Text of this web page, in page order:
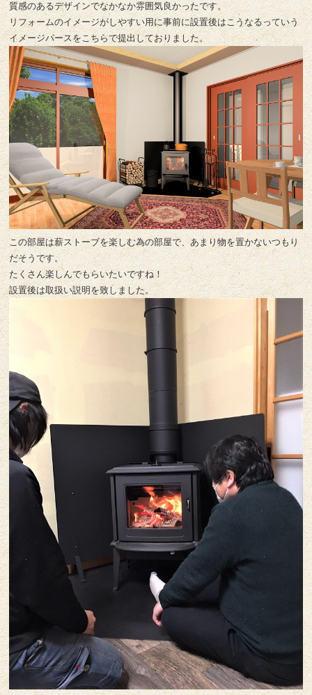
質感のあるデザインでなかなか雰囲気良かったです。
リフォームのイメージがしやすい用に事前に設置後はこうなるっていう
イメージパースをこちらで提出しておりました。
この部屋は薪ストーブを楽しむ為の部屋で、あまり物を置かないつもり
だそうです。
たくさん楽しんでもらいたいですね！
設置後は取扱い説明を致しました。